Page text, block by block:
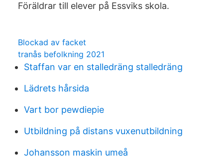
Föräldrar till elever på Essviks skola.
Blockad av facket
tranås befolkning 2021
Staffan var en stalledräng stalledräng
Lädrets hårsida
Vart bor pewdiepie
Utbildning på distans vuxenutbildning
Johansson maskin umeå